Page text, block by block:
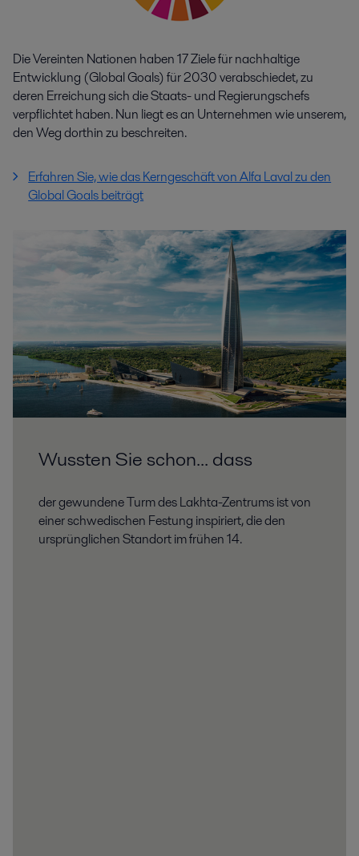
Die Vereinten Nationen haben 17 Ziele für nachhaltige
Entwicklung (Global Goals) für 2030 verabschiedet, zu
deren Erreichung sich die Staats- und Regierungschefs
verpflichtet haben. Nun liegt es an Unternehmen wie unserem,
den Weg dorthin zu beschreiten.
Erfahren Sie, wie das Kerngeschäft von Alfa Laval zu den
Global Goals beiträgt
Wussten Sie schon... dass
der gewundene Turm des Lakhta-Zentrums ist von
einer schwedischen Festung inspiriert, die den
ursprünglichen Standort im frühen 14.